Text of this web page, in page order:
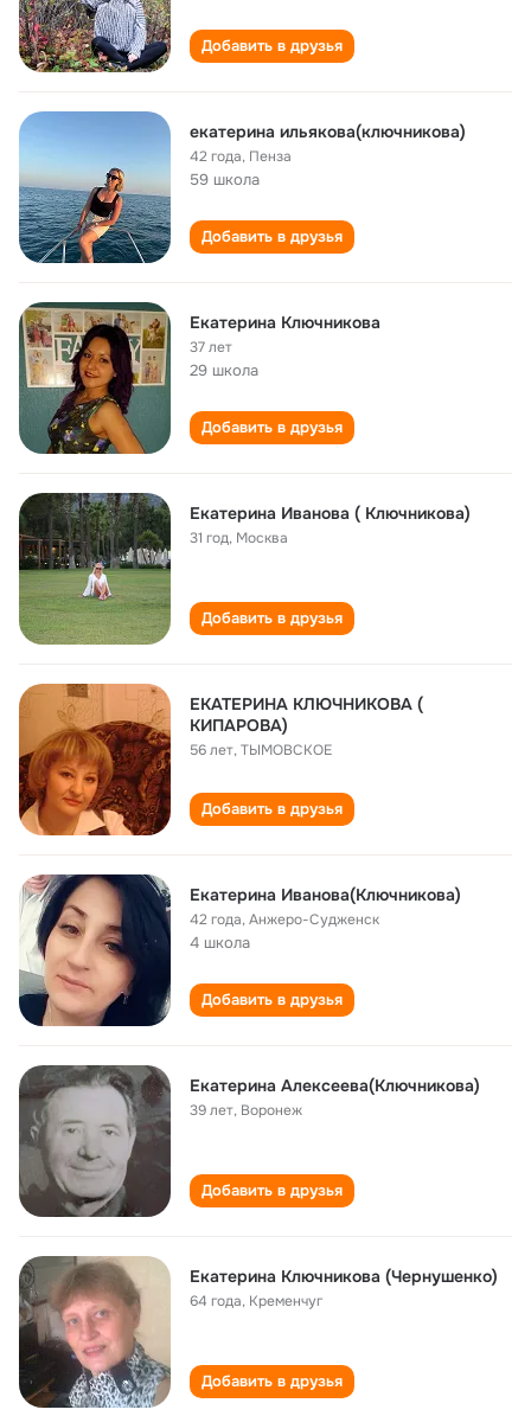
Добавить в друзья
екатерина ильякова(ключникова)
42 года, Пенза
59 школа
Добавить в друзья
Екатерина Ключникова
37 лет
29 школа
Добавить в друзья
Екатерина Иванова ( Ключникова)
31 год, Москва
Добавить в друзья
ЕКАТЕРИНА КЛЮЧНИКОВА (
КИПАРОВА)
56 лет,ТЫМОВСКОЕ
Добавить в друзья
Екатерина Иванова(Ключникова)
42 года,Анжеро-Судженск
4 школа
Добавить в друзья
Екатерина Алексеева(Ключникова)
39 лет, Воронеж
Добавить в друзья
Екатерина Ключникова (Чернушенко)
64 года, Кременчуг
Добавить в друзья